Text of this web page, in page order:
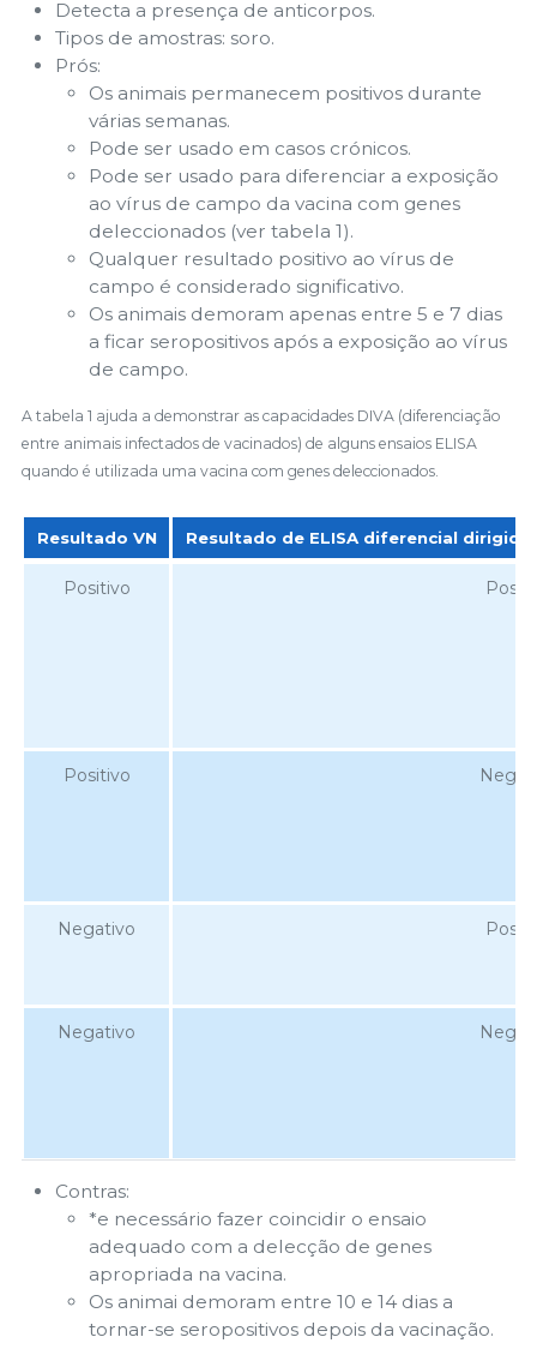
Detecta a presença de anticorpos.
Tipos de amostras: soro.
Prós:
Os animais permanecem positivos durante
várias semanas.
Pode ser usado em casos crónicos.
Pode ser usado para diferenciar a exposição
ao vírus de campo da vacina com genes
deleccionados (ver tabela 1).
Qualquer resultado positivo ao vírus de
campo é considerado significativo.
Os animais demoram apenas entre 5 e 7 dias
a ficar seropositivos após a exposição ao vírus
de campo.
A tabela 1 ajuda a demonstrar as capacidades DIVA (diferenciação
entre animais infectados de vacinados) de alguns ensaios ELISA
quando é utilizada uma vacina com genes deleccionados.
Resultado VN
Resultado de ELISA diferencial
Resultado VN
Resultado de ELISA diferencial
Positivo
Positivo
Negativo
Negativo
Contras:
*e necessário fazer coincidir o ensaio
adequado com a delecção de genes
apropriada na vacina.
Os animai demoram entre 10 e 14 dias a
tornar-se seropositivos depois da vacinação.